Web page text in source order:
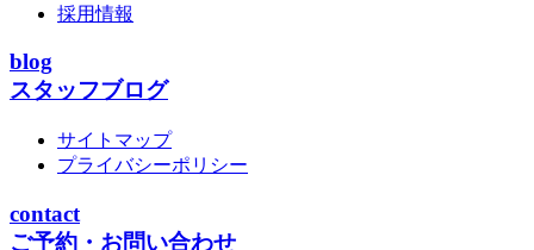
採用情報
blog
スタッフブログ
サイトマップ
プライバシーポリシー
contact
ご予約・お問い合わせ